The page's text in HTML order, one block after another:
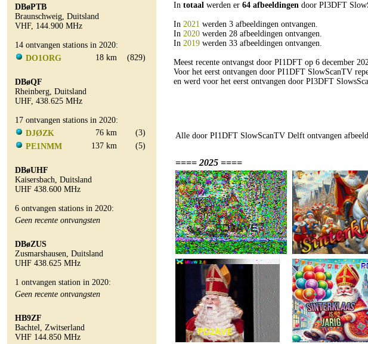
DBøPTB
Braunschweig, Duitsland
VHF, 144.900 MHz
14 ontvangen stations in 2020:
DO1ORG
18 km (829)
DBøQF
Rheinberg, Duitsland
UHF, 438.625 MHz
17 ontvangen stations in 2020:
DJØZK
76 km
(3)
PE1NMM
137 km (5)
DBøUHF
Kaisersbach, Duitsland
UHF 438.600 MHz
6 ontvangen stations in 2020:
Geen recente ontvangsten
DBøZUS
Zusmarshausen, Duitsland
UHF 438.625 MHz
1 ontvangen station in 2020:
Geen recente ontvangsten
HB9ZF
Bachtel, Zwitserland
VHF 144.850 MHz
In totaal werden er 64 afbeeldingen door PI3DFT
In 2021 werden 3 afbeeldingen ontvangen.
In 2020 werden 28 afbeeldingen ontvangen.
In 2019 werden 33 afbeeldingen ontvangen.
Meest recente ontvangst door PI1DFT op 6 december
Voor het eerst ontvangen door PI1DFT SlowScanTV
en werd voor het eerst ontvangen door PI3DFT
Alle door PI1DFT SlowScanTV Delft ontvangen
==== 2025 ====